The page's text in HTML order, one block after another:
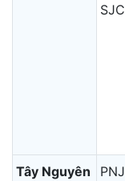
SJC
Tây Nguyên PNJ